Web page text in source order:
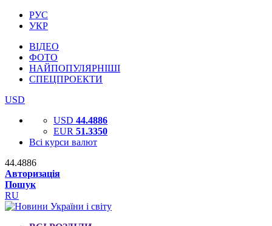
РУС
УКР
ВІДЕО
ФОТО
НАЙПОПУЛЯРНІШІ
СПЕЦПРОЕКТИ
USD
USD 44.4886
EUR 51.3350
Всі курси валют
44.4886
Авторизація
Пошук
RU